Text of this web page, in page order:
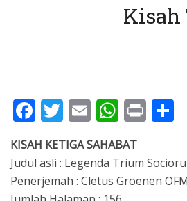
Kisah
Facebook
Twitter
EmailPrint
KISAH KETIGA SAHABAT
Judul asli : Legenda Trium
Penerjemah : Cletus Groenen OFM